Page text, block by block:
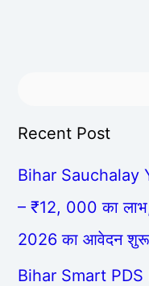
Recent Post
Bihar Sauchalay
– ₹12, 000 का लाभ,
2026 का आवेदन शुरू
Bihar Smart